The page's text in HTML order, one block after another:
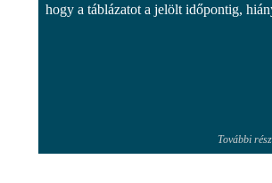
hogy a táblázatot a jelölt időpontig,
További